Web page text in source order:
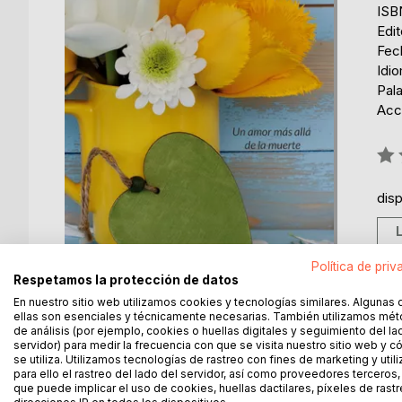
DESCRIPCIÓN SOBRE EL AUTOR EN
Política de
Respetamos la protección de datos
En nuestro sitio web utilizamos cookies y tecnologías similares. Algunas
ellas son esenciales y técnicamente necesarias. También utilizamos
de análisis (por ejemplo, cookies o huellas digitales y seguimiento del
servidor) para medir la frecuencia con que se visita nuestro sitio web y
se utiliza. Utilizamos tecnologías de rastreo con fines de marketing y
para ello el rastreo del lado del servidor, así como proveedores
que puede implicar el uso de cookies, huellas dactilares, píxeles de